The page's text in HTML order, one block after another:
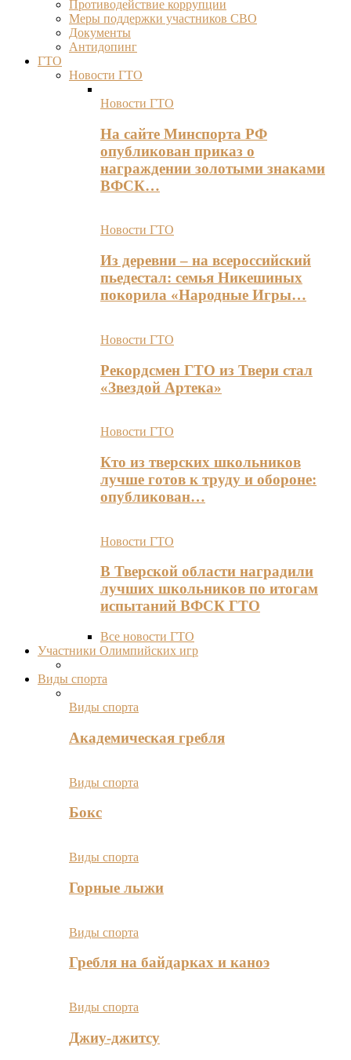
Противодействие коррупции
Меры поддержки участников СВО
Документы
Антидопинг
ГТО
Новости ГТО
Новости ГТО
На сайте Минспорта РФ
опубликован приказ о
награждении золотыми знаками
ВФСК…
Новости ГТО
Из деревни – на всероссийский
пьедестал: семья Никешиных
покорила «Народные Игры…
Новости ГТО
Рекордсмен ГТО из Твери стал
«Звездой Артека»
Новости ГТО
Кто из тверских школьников
лучше готов к труду и обороне:
опубликован…
Новости ГТО
В Тверской области наградили
лучших школьников по итогам
испытаний ВФСК ГТО
Все новости ГТО
Участники Олимпийских игр
Виды спорта
Виды спорта
Академическая гребля
Виды спорта
Бокс
Виды спорта
Горные лыжи
Виды спорта
Гребля на байдарках и каноэ
Виды спорта
Джиу-джитсу